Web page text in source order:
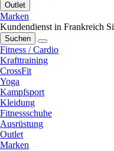
Outlet
Marken
Kundendienst in Frankreich
Suchen
Fitness / Cardio
Krafttraining
CrossFit
Yoga
Kampfsport
Kleidung
Fitnessschuhe
Ausrüstung
Outlet
Marken